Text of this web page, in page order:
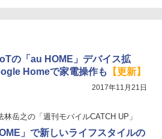
の「au HOME」デバイス拡
Homeで家電操作も
【更新】
2017年11月21日
林岳之の「週刊モバイルCATCH UP」
」で新しいライフスタイルの